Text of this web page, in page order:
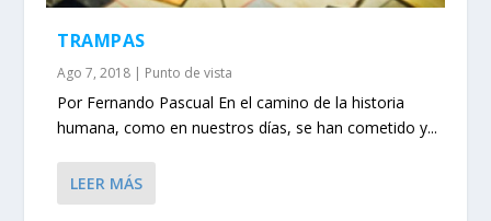
TRAMPAS
Ago 7, 2018 | Punto de vista
Por Fernando Pascual En el camino de la historia
humana, como en nuestros días, se han cometido y...
LEER MÁS